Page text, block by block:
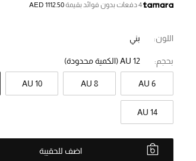
4 دفعات بدون فوائد بقيمة
AED 1112.50
اللون: بني
بحجم: AU 12(الكمية محدودة)
AU 6
AU 8
AU 10
AU 14
اضف للحقيبة